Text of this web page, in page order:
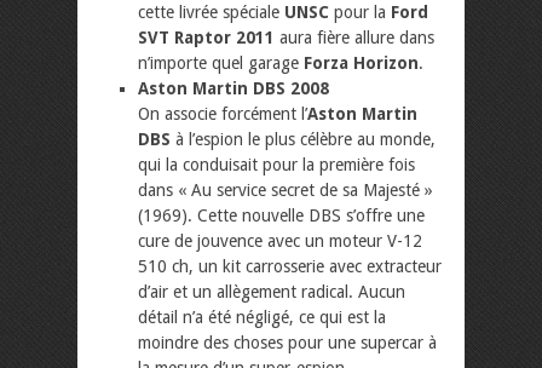
cette livrée spéciale UNSC pour la Ford
SVT Raptor 2011 aura fière allure dans
n’importe quel garage Forza Horizon.
Aston Martin DBS 2008
On associe forcément l’Aston Martin
DBS à l’espion le plus célèbre au monde,
qui la conduisait pour la première fois
dans « Au service secret de sa Majesté »
(1969). Cette nouvelle DBS s’offre une
cure de jouvence avec un moteur V-12
510 ch, un kit carrosserie avec extracteur
d’air et un allègement radical. Aucun
détail n’a été négligé, ce qui est la
moindre des choses pour une supercar à